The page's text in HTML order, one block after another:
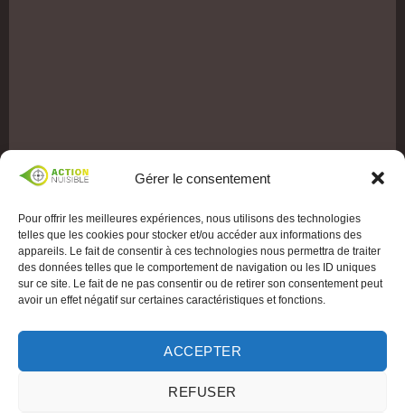
Gérer le consentement
Pour offrir les meilleures expériences, nous utilisons des technologies
telles que les cookies pour stocker et/ou accéder aux informations des
appareils. Le fait de consentir à ces technologies nous permettra de traiter
des données telles que le comportement de navigation ou les ID uniques
sur ce site. Le fait de ne pas consentir ou de retirer son consentement peut
avoir un effet négatif sur certaines caractéristiques et fonctions.
ACCEPTER
REFUSER